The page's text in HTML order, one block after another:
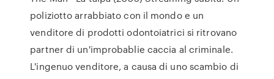
poliziotto arrabbiato con il mondo e un
venditore di prodotti odontoiatrici si ritrovano
partner di un'improbablie caccia al criminale.
L'ingenuo venditore, a causa di uno scambio di